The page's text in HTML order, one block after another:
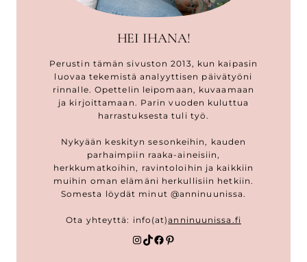
HEI IHANA!
Perustin tämän sivuston 2013, kun kaipasin
luovaa tekemistä analyyttisen päivätyöni
rinnalle. Opettelin leipomaan, kuvaamaan
ja kirjoittamaan. Parin vuoden kuluttua
harrastuksesta tuli työ.
Nykyään keskityn sesonkeihin, kauden
parhaimpiin raaka-aineisiin,
herkkumatkoihin, ravintoloihin ja kaikkiin
muihin oman elämäni herkullisiin hetkiin.
Somesta löydät minut @anninuunissa.
Ota yhteyttä: info(at)anninuunissa.fi
Instagram
TikTok
Facebook
Pinterest